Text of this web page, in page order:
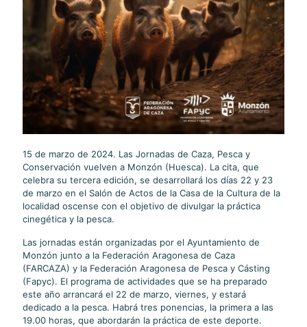
15 de marzo de 2024. Las Jornadas de Caza, Pesca y
Conservación vuelven a Monzón (Huesca). La cita, que
celebra su tercera edición, se desarrollará los días 22 y 23
de marzo en el Salón de Actos de la Casa de la Cultura de la
localidad oscense con el objetivo de divulgar la práctica
cinegética y la pesca.
Las jornadas están organizadas por el Ayuntamiento de
Monzón junto a la Federación Aragonesa de Caza
(FARCAZA) y la Federación Aragonesa de Pesca y Cásting
(Fapyc). El programa de actividades que se ha preparado
este año arrancará el 22 de marzo, viernes, y estará
dedicado a la pesca. Habrá tres ponencias, la primera a las
19.00 horas, que abordarán la práctica de este deporte.